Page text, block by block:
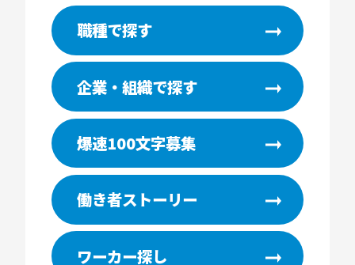
職種で探す
企業・組織で探す
爆速100文字募集
働き者ストーリー
ワーカー探し